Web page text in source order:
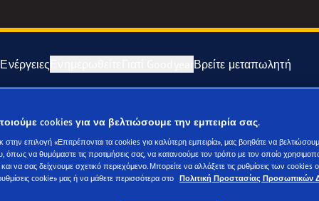
και αλλαγή των ελαστικών σας
ρεζέρβας
Αυτοκινήτων (OE)
τεχνολογία
Βρείτε μεταπωλητή
45 R18
winter tyres also feature treads that maximize grip and
cookies για να βελτιώσουμε την εμπειρία σας.
στην επιλογή «Επιτρέπονται τα cookies για καλύτερη εμπειρία», μας βοηθάτε να
όπως να θυμόμαστε τις προτιμήσεις σας, να κατανοούμε τον τρόπο με τον οποίο
να σας δείχνουμε σχετικό περιεχόμενο. Μπορείτε να αλλάξετε τις ρυθμίσεις των cookies
cookie» μας ή να μάθετε περισσότερα στο Πολιτική Προστασίας Προσωπικών